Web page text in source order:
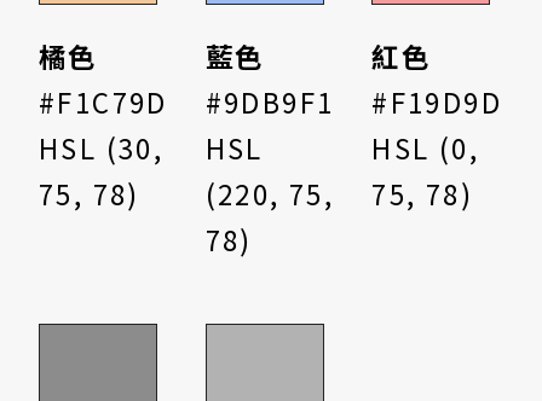
橘色
#F1C79D
HSL (30,
75, 78)
藍色
#9DB9F1
HSL
(220, 75,
78)
紅色
#F19D9D
HSL (0,
75, 78)